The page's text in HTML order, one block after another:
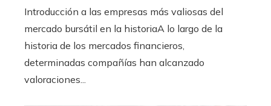
Introducción a las empresas más valiosas del
mercado bursátil en la historiaA lo largo de la
historia de los mercados financieros,
determinadas compañías han alcanzado
valoraciones...